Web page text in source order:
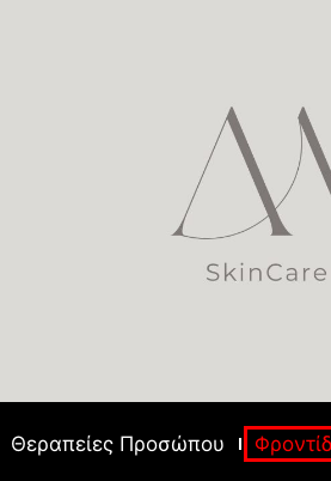
Θεραπείες Προσώπου